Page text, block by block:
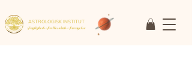
ASTROLOGISK INSTITUT
Faglighed • Fællesskab• Fornyelse